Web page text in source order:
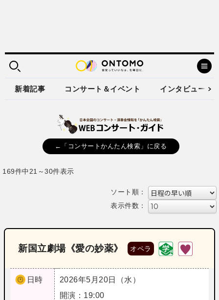
新着記事 コンサート＆イベント インタビュー
←「コンサートかんたん検索」に戻る
169件中21～30件表示
ソート順：
表示件数：
新国立劇場《愛の妙薬》 オペラ
日時
2026年5月20日（水）
開演：19:00